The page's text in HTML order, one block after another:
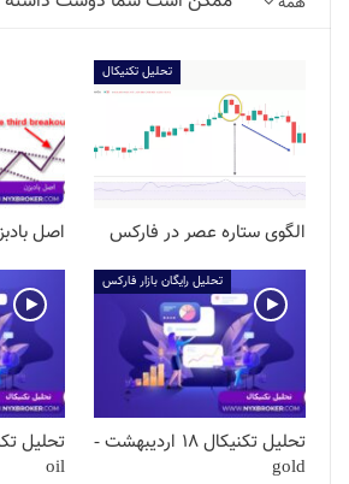
اصل
تحلیل تکنیکال
الگوی ستاره عصر در فارکس
oil
تحلیل رایگان بازار فارکس
تحلیل تکنیکال 18 اردیبهشت -
gold